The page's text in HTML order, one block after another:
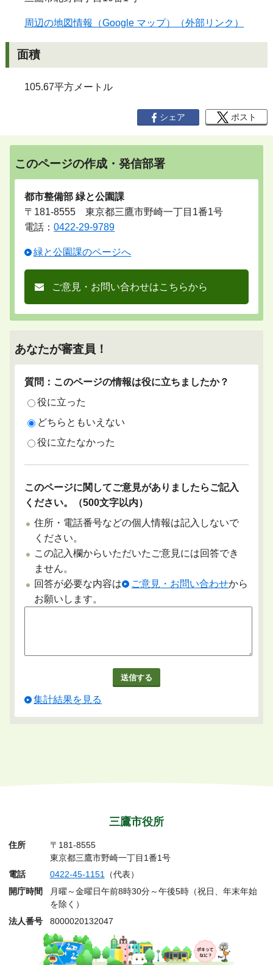
周辺の地図情報（Google マップ）（外部リンク）
面積
105.67平方メートル
シェア ポスト
このページの作成・発信部署
都市整備部 緑と公園課
〒181-8555 東京都三鷹市野崎一丁目1番1号
電話：0422-29-9789
緑と公園課のページへ
ご意見・お問い合わせはこちらから
あなたが審査員！
質問：このページの情報は役に立ちましたか？
役に立った
どちらともいえない
役に立たなかった
このページに関してご意見がありましたらご記入
ください。（500文字以内）
住所・電話番号などの個人情報は記入しないで
ください。
この記入欄からいただいたご意見には回答でき
ません。
回答が必要な内容は
ご意見・お問い合わせから
お願いします。
集計結果を見る
三鷹市役所
住所
〒181-8555
東京都三鷹市野崎一丁目1番1号
電話
0422-45-1151（代表）
開庁時間
月曜～金曜日午前8時30分～午後5時（祝日、年末年始
を除く）
法人番号
8000020132047